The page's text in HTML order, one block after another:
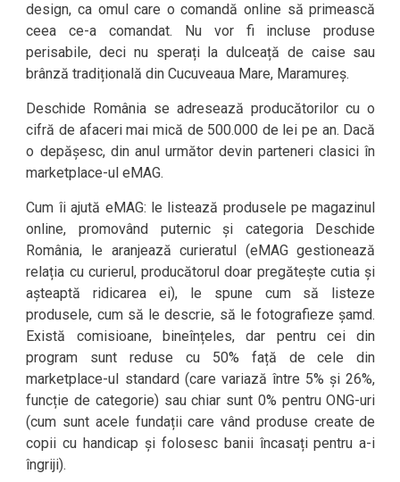
design, ca omul care o comandă online să primească
ceea ce-a comandat. Nu vor fi incluse produse
perisabile, deci nu sperați la dulceață de caise sau
brânză tradițională din Cucuveaua Mare, Maramureș.
Deschide România se adresează producătorilor cu o
cifră de afaceri mai mică de 500.000 de lei pe an. Dacă
o depășesc, din anul următor devin parteneri clasici în
marketplace-ul eMAG.
Cum îi ajută eMAG: le listează produsele pe magazinul
online, promovând puternic și categoria Deschide
România, le aranjează curieratul (eMAG gestionează
relația cu curierul, producătorul doar pregătește cutia și
așteaptă ridicarea ei), le spune cum să listeze
produsele, cum să le descrie, să le fotografieze șamd.
Există comisioane, bineînțeles, dar pentru cei din
program sunt reduse cu 50% față de cele din
marketplace-ul standard (care variază între 5% și 26%,
funcție de categorie) sau chiar sunt 0% pentru ONG-uri
(cum sunt acele fundații care vând produse create de
copii cu handicap și folosesc banii încasați pentru a-i
îngriji).